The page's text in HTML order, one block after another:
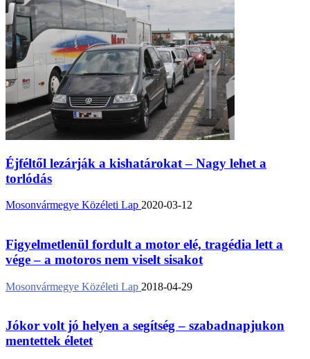
Éjféltől lezárják a kishatárokat – Nagy lehet a
torlódás
Mosonvármegye Közéleti Lap 2020-03-12
Figyelmetlenül fordult a motor elé, tragédia lett a
vége – a motoros nem viselt sisakot
Mosonvármegye Közéleti Lap 2018-04-29
Jókor volt jó helyen a segítség – szabadnapjukon
mentettek életet